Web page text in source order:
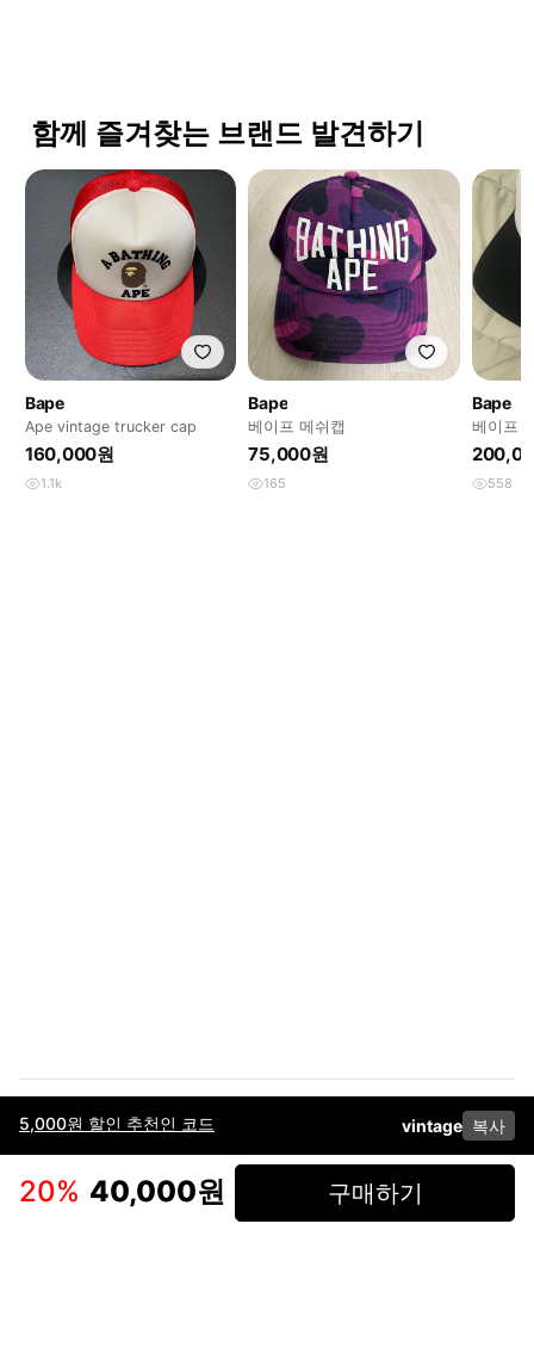
5,000원 할인 추천인 코드 vintage 복사
20% 40,000원 구매하기
함께 즐겨찾는 브랜드 발견하기
Bape
Ape vintage trucker cap
160,000원
1.1k
Bape
베이프 메쉬캡
75,000원
165
Bape
베이프
558
이용약관고객센터판매개인정보 처리방침사업자 정보다운로드
인스타그램
페이스북